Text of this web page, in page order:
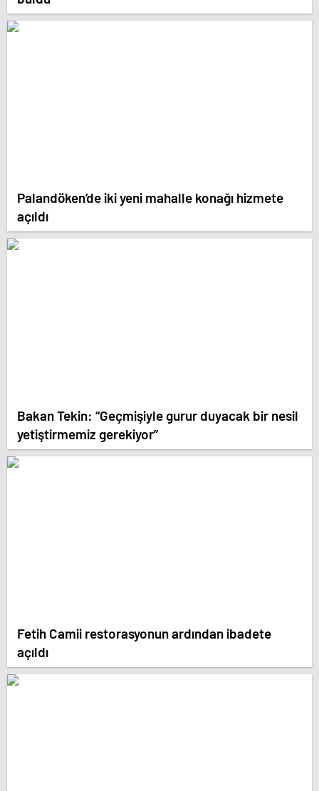
Palandöken’de iki yeni mahalle konağı hizmete
açıldı
Bakan Tekin: “Geçmişiyle gurur duyacak bir nesil
yetiştirmemiz gerekiyor”
Fetih Camii restorasyonun ardından ibadete
açıldı